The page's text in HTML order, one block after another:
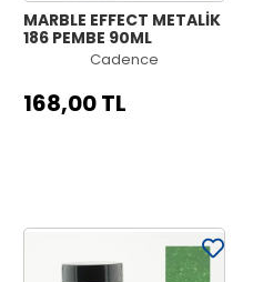
MARBLE EFFECT METALİK
186 PEMBE 90ML
Cadence
168,00 TL